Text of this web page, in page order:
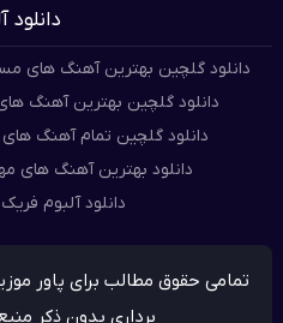
دانلود
دانلود گلچین بهترین آهنگ های مسعود
دانلود گلچین بهترین آهنگ
دانلود گلچین تمام آهنگ
دانلود بهترین آهنگ های
دانلود آلبوم
تمامی حقوق مطالب برای پاور
برداری بدون ذکر